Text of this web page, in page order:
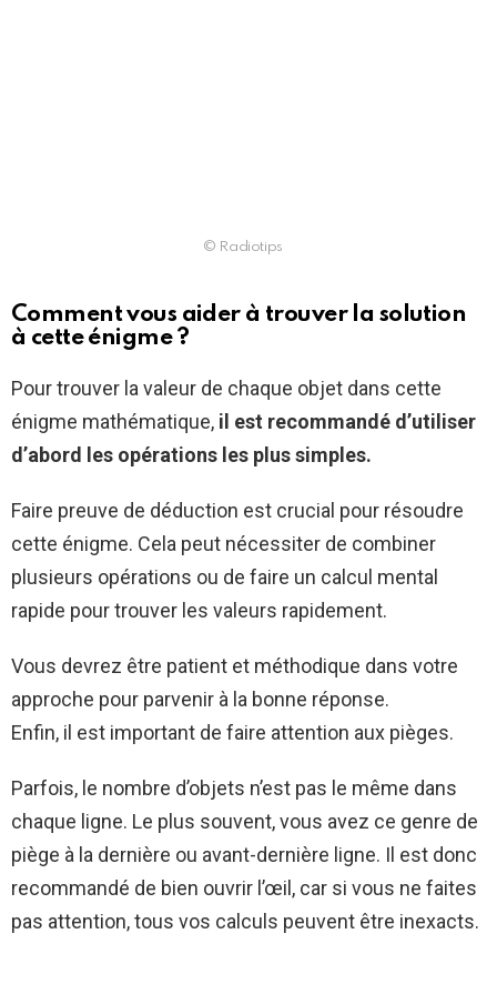
© Radiotips
Comment vous aider à trouver la solution
à cette énigme ?
Pour trouver la valeur de chaque objet dans cette
énigme mathématique, il est recommandé d’utiliser
d’abord les opérations les plus simples.
Faire preuve de déduction est crucial pour résoudre
cette énigme. Cela peut nécessiter de combiner
plusieurs opérations ou de faire un calcul mental
rapide pour trouver les valeurs rapidement.
Vous devrez être patient et méthodique dans votre
approche pour parvenir à la bonne réponse.
Enfin, il est important de faire attention aux pièges.
Parfois, le nombre d’objets n’est pas le même dans
chaque ligne. Le plus souvent, vous avez ce genre de
piège à la dernière ou avant-dernière ligne. Il est donc
recommandé de bien ouvrir l’œil, car si vous ne faites
pas attention, tous vos calculs peuvent être inexacts.